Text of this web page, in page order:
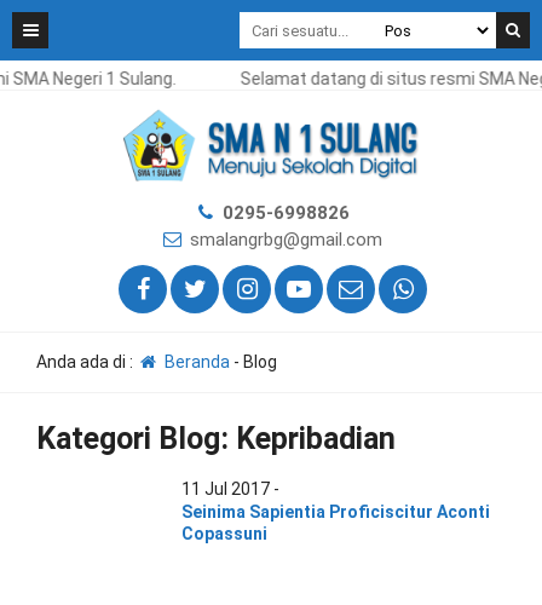
Negeri 1 Sulang. Selamat datang di situs resmi SMA
0295-6998826
smalangrbg@gmail.com
Anda ada di : Beranda - Blog
Kategori Blog: Kepribadian
11 Jul 2017 -
Seinima Sapientia Proficiscitur Aconti
Copassuni